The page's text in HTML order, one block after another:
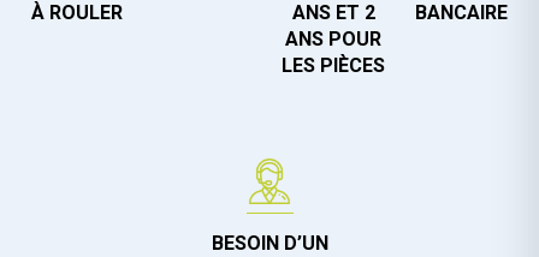
À ROULER
ANS ET 2
ANS POUR
LES PIÈCES
BANCAIRE
BESOIN D’UN